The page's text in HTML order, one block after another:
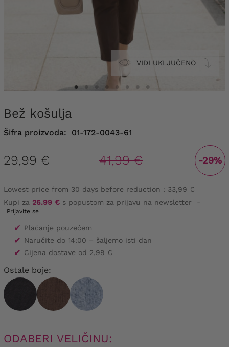
VIDI UKLJUČENO
Bež košulja
Šifra proizvoda: 01-172-0043-61
29,99 € 41,99 € -29%
Lowest price from 30 days before reduction : 33,99 €
Kupi za 26.99 € s popustom za prijavu na newsletter -
Prijavite se
✔ Plaćanje pouzećem
✔ Naručite do 14:00 – šaljemo isti dan
✔ Cijena dostave od 2,99 €
Ostale boje:
ODABERI VELIČINU: